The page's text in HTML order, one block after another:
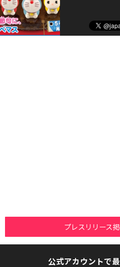
プレスリリース
公式アカウントで